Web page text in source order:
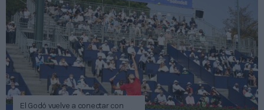
El Godó vuelve a conectar con